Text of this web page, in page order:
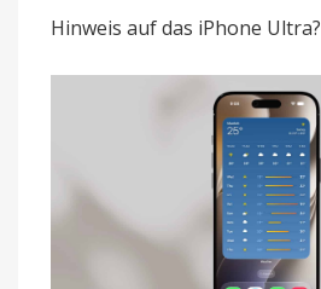
den
Bildschirm
Hinweis auf das iPhone Ultra?